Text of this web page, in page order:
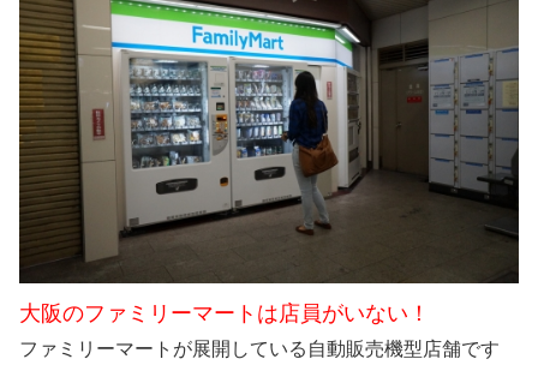
大阪のファミリーマートは店員がいない！
ファミリーマートが展開している自動販売機型店舗です